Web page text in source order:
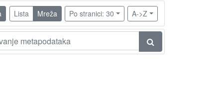
Lista Mreža Po stranici: 30 A->Z